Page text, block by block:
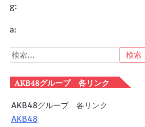
g:
a:
検
索:
AKB48グループ 各リンク
AKB48グループ 各リンク
AKB48